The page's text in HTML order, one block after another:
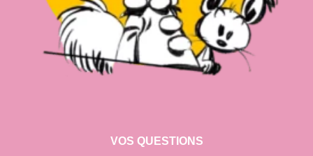
VOS QUESTIONS